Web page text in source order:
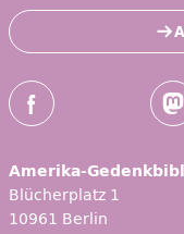
Social-Media
Facebook
Amerika-
Blücherplatz 1
10961 Berlin